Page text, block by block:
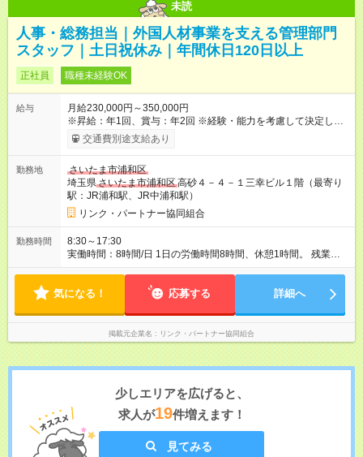
未読
人事・総務担当｜外国人材事業を支える管理部門
スタッフ｜土日祝休み｜年間休日120日以上
正社員 職種未経験OK
給与
月給230,000円～350,000円
※昇給：年1回、賞与：年2回 ※経験・能力を考慮して決定しま
す。 【試用期間】試用期間あり 試用期間の長さ：3ヶ月 雇用形
態、給与は本採用時と同じです。
交通費別途支給あり
勤務地
さいたま市浦和区
埼玉県さいたま市浦和区高砂４－４－１三幸ビル１階（最寄り
駅：JR浦和駅、JR中浦和駅）
リンク・パートナー協同組合
勤務時間
8:30～17:30
実働時間：8時間/日 1日の労働時間8時間、休憩1時間。 残業は
月平均15時間程です。
気になる！ 応募する 詳細へ
掲載元企業名 リンク・パートナー協同組合
少しエリアを広げると、
求人が19件増えます！
見てみる